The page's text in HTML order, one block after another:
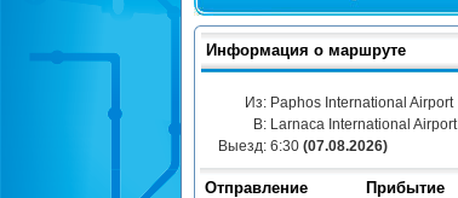
Информация о маршруте
Из: Paphos International Airport
В: Larnaca International Airport
Выезд: 6:30 (07.08.2026)
Отправление Прибытие